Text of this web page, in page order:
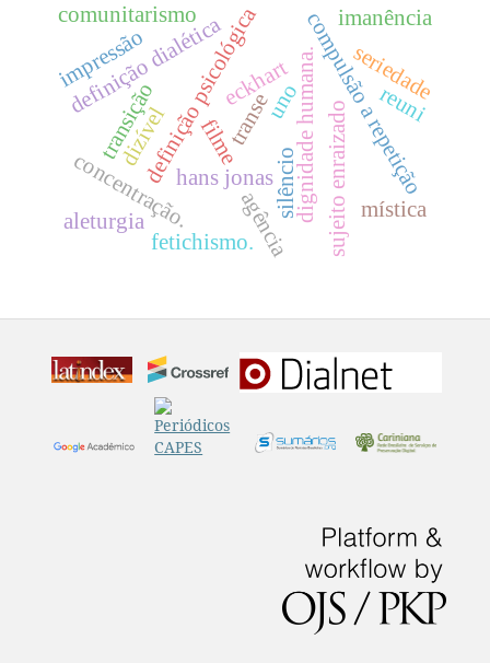
hans jonas dignidade humana.
definição psicológica
definição dialética
concentração.
transe compulsão a repetição
filme sujeito enraizado
agência
comunitarismo
fetichismo.
uno
silêncio mística
eckhart
dizível
transição
impressão
imanência
seriedade
aleturgia
reuni